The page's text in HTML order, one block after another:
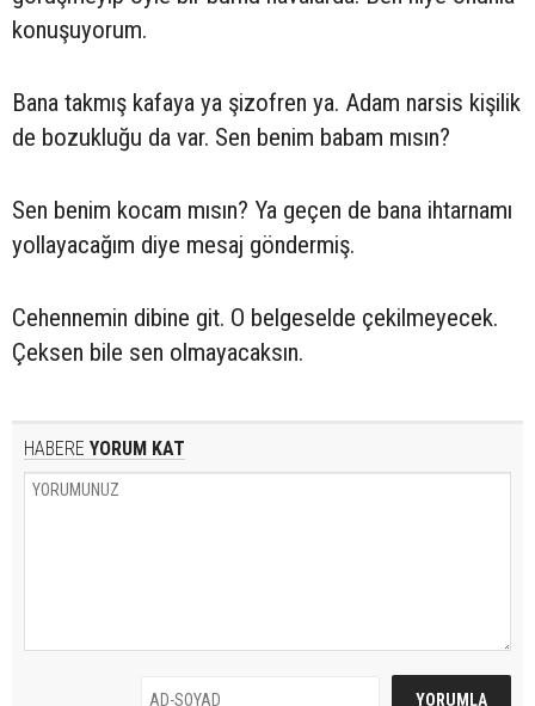
konuşuyorum.
Bana takmış kafaya ya şizofren ya. Adam narsis kişilik
de bozukluğu da var. Sen benim babam mısın?
Sen benim kocam mısın? Ya geçen de bana ihtarnamı
yollayacağım diye mesaj göndermiş.
Cehennemin dibine git. O belgeselde çekilmeyecek.
Çeksen bile sen olmayacaksın.
HABERE YORUM KAT